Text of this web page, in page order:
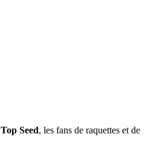
Top Seed, les fans de raquettes et de